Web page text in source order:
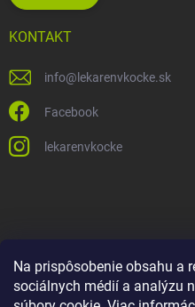
Na prispôsobenie obsahu a
sociálnych médií a analýzu
KONTAKT
info@ lekarenvkocke.sk
Facebook
lekarenvkocke